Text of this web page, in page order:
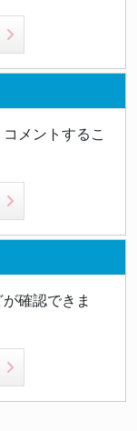
メントするこ
確認できま